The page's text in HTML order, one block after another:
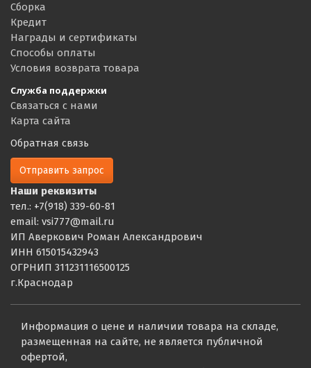
Сборка
Кредит
Награды и сертификаты
Способы оплаты
Условия возврата товара
Служба поддержки
Связаться с нами
Карта сайта
Обратная связь
Отправить запрос
Наши реквизиты
тел.: +7(918) 339-60-81
email: vsi777@mail.ru
ИП Аверкович Роман Александрович
ИНН 615015432943
ОГРНИП 311231116500125
г.Краснодар
Информация о цене и наличии товара на складе,
размещенная на сайте, не является публичной
офертой,